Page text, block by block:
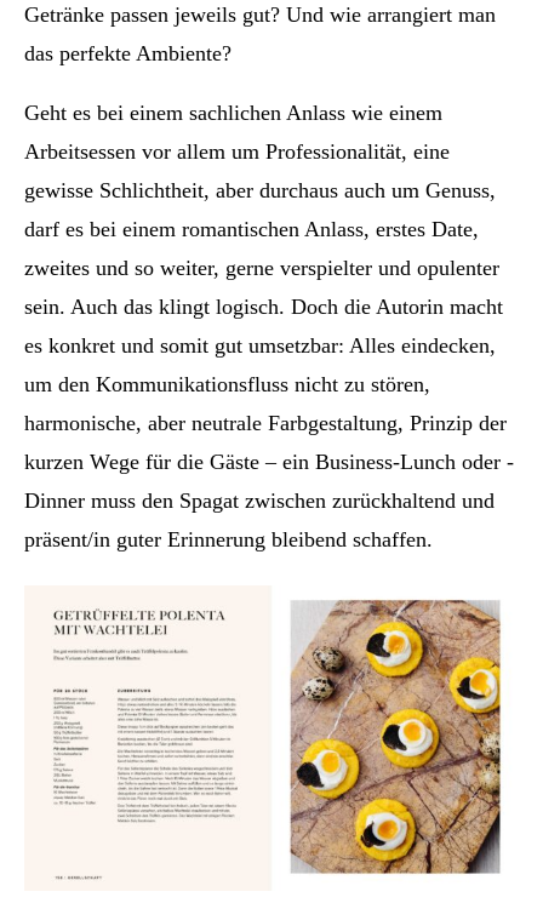
Getränke passen jeweils gut? Und wie arrangiert man
das perfekte Ambiente?
Geht es bei einem sachlichen Anlass wie einem
Arbeitsessen vor allem um Professionalität, eine
gewisse Schlichtheit, aber durchaus auch um Genuss,
darf es bei einem romantischen Anlass, erstes Date,
zweites und so weiter, gerne verspielter und opulenter
sein. Auch das klingt logisch. Doch die Autorin macht
es konkret und somit gut umsetzbar: Alles eindecken,
um den Kommunikationsfluss nicht zu stören,
harmonische, aber neutrale Farbgestaltung, Prinzip der
kurzen Wege für die Gäste – ein Business-Lunch oder -
Dinner muss den Spagat zwischen zurückhaltend und
präsent/in guter Erinnerung bleibend schaffen.